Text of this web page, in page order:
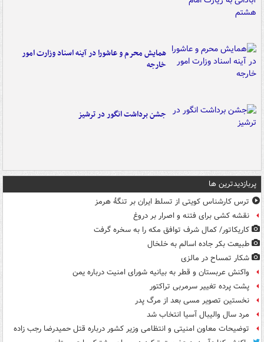
همایش محرم و عاشورا در آینه اسناد وزارت امور
خارجه
جشن برداشت انگور در ترشیز
پربازدیدترین ها
ترس کارشناس کویتی از تسلط ایران بر تنگۀ هرمز
نقشه کشی برای فتنه و اصرار بر دروغ
کاریکاتور/ کمال شرف توافق مکه را به سخره گرفت
طبیعت بکر جاده اسالم به خلخال
شکار تمساح در مالزی
واکنش عربستان و قطر به بیانیه شورای امنیت درباره یمن
پشت پرده تغییر سرمربی تراکتور
نخستین تصویر مسی بعد از مرگ پدر
مرد سال والیبال آسیا انتخاب شد
توضیحات معاون امنیتی و انتظامی وزیر کشور درباره قتل حمیدرضا رجب زاده